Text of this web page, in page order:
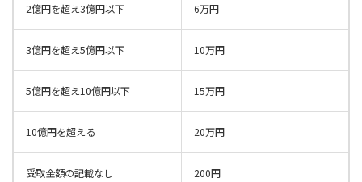
2億円を超え3億円以下 6万円
3億円を超え5億円以下 10万円
5億円を超え10億円以下 15万円
10億円を超える 20万円
受取金額の記載なし 200円